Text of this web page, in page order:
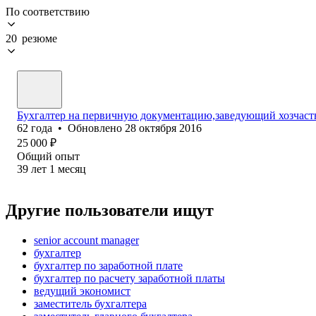
По соответствию
20 резюме
Бухгалтер на первичную документацию,заведующий
62 года • Обновлено 28 октября 2016
25 000 ₽
Общий опыт
39 лет 1 месяц
Другие пользователи ищут
senior account manager
бухгалтер
бухгалтер по заработной плате
бухгалтер по расчету заработной платы
ведущий экономист
заместитель бухгалтера